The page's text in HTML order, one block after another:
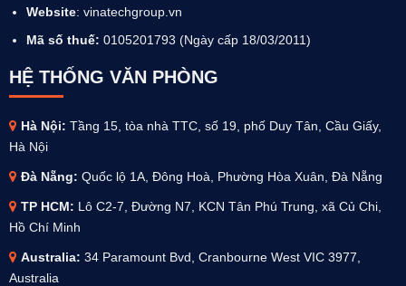
Website: vinatechgroup.vn
Mã số thuế: 0105201793 (Ngày cấp 18/03/2011)
HỆ THỐNG VĂN PHÒNG
Hà Nội: Tầng 15, tòa nhà TTC, số 19, phố Duy Tân, Cầu Giấy,
Hà Nội
Đà Nẵng: Quốc lộ 1A, Đông Hoà, Phường Hòa Xuân, Đà Nẵng
TP HCM: Lô C2-7, Đường N7, KCN Tân Phú Trung, xã Củ Chi,
Hồ Chí Minh
Australia: 34 Paramount Bvd, Cranbourne West VIC 3977,
Australia